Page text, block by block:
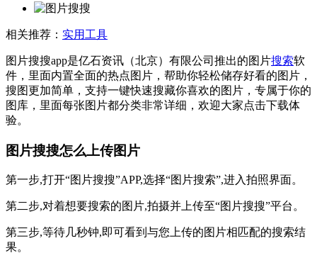
相关推荐： 实用工具
图片搜搜app是亿石资讯（北京）有限公司推出的图片搜索软
件，里面内置全面的热点图片，帮助你轻松储存好看的图片，
搜图更加简单，支持一键快速搜藏你喜欢的图片，专属于你的
图库，里面每张图片都分类非常详细，欢迎大家点击下载体
验。
图片搜搜怎么上传图片
第一步,打开“图片搜搜”APP,选择“图片搜索”,进入拍照界面。
第二步,对着想要搜索的图片,拍摄并上传至“图片搜搜”平台。
第三步,等待几秒钟,即可看到与您上传的图片相匹配的搜索结
果。